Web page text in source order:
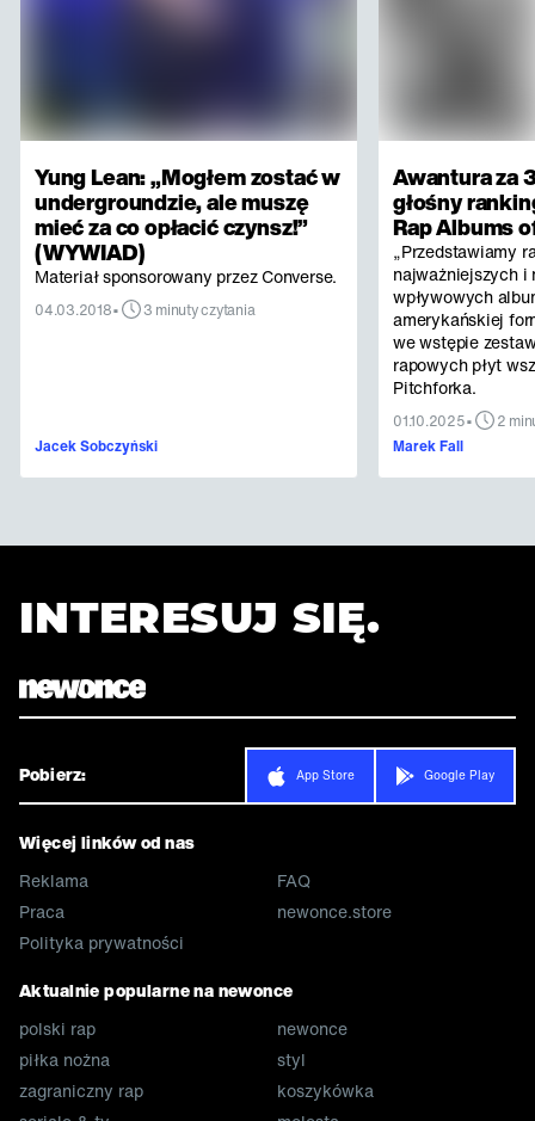
Yung Lean: „Mogłem zostać w
undergroundzie, ale muszę
mieć za co opłacić czynsz!”
(WYWIAD)
Materiał sponsorowany przez Converse.
04.03.2018• 3 minuty czytania
Jacek Sobczyński
Awantura za
głośny
Rap Albums
„Przedstawiamy
najważniejszych i
wpływowych
amerykańskiej
we wstępie
rapowych płyt
Pitchforka.
01.10.2025•
2
Marek Fall
INTERESUJ SIĘ.
Pobierz: App Store Google Play
Więcej linków od nas
Reklama
Praca
Polityka prywatności
FAQ
newonce.store
Aktualnie popularne na newonce
polski rap
piłka nożna
zagraniczny rap
newonce
styl
koszykówka